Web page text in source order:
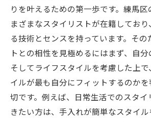
りを叶えるための第一歩です。練馬区
まざまなスタイリストが在籍してお
る技術とセンスを持っています。その
トとの相性を見極めるにはまず、自分
そしてライフスタイルを考慮した上
イルが最も自分にフィットするのか
切です。例えば、日常生活でのスタイ
きたい方は、手入れが簡単なスタイ